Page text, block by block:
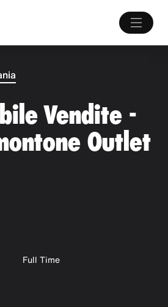
Vendite -
Outlet
Full Time